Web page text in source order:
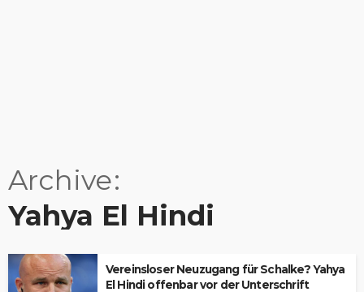
Archive
Yahya El Hindi
Vereinsloser Neuzugang für Schalke? Yahya
El Hindi offenbar vor der Unterschrift